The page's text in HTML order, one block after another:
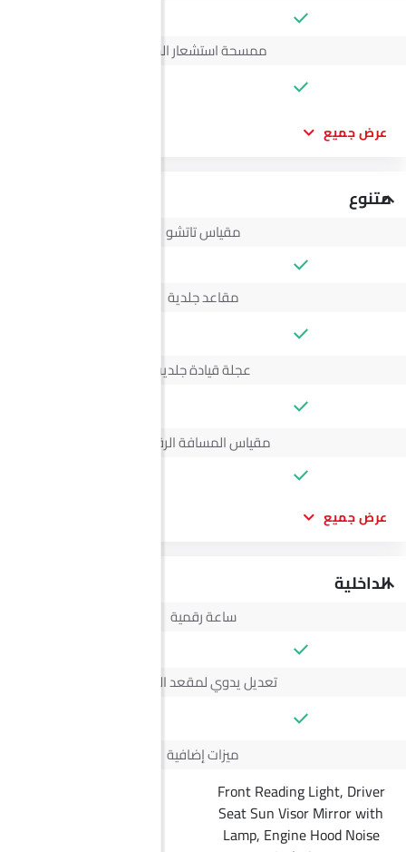
ممسحة استشعار المطر
عرض جميع
متنوع
مقياس تاتشو
مقاعد جلدية
عجلة قيادة جلدية
مقياس المسافة الرقمي
عرض جميع
الداخلية
ساعة رقمية
تعديل يدوي لمقعد السائق
ميزات إضافية
Front Reading Light, Driver
Seat Sun Visor Mirror with
Lamp, Engine Hood Noise